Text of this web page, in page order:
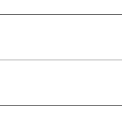
Molise
Veneto
Port Region